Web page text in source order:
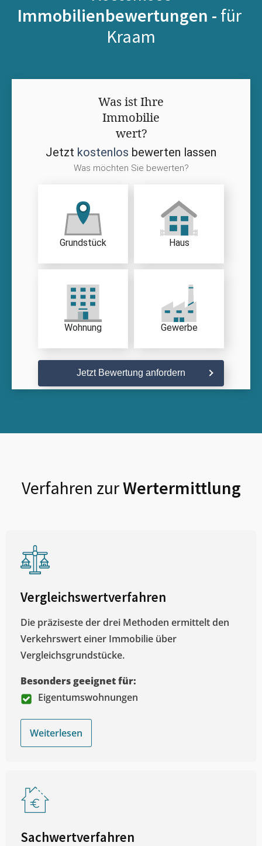
Immobilienbewertungen - für
Kraam
Was ist Ihre
Immobilie
wert?
Jetzt kostenlos bewerten lassen
Was möchten Sie bewerten?
Grundstück Haus
Wohnung Gewerbe
Jetzt Bewertung anfordern
Verfahren zurWertermittlung
Vergleichswertverfahren
Die präziseste der drei Methoden ermittelt den
Verkehrswert einer Immobilie über
Vergleichsgrundstücke.
Besonders geeignet für:
Eigentumswohnungen
Weiterlesen
Sachwertverfahren